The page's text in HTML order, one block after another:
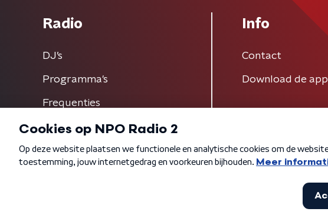
Radio
DJ’s
Programma's
Frequenties
Info
Contact
Download de app
Algemene voorwaarden Privacybeleid